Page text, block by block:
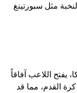
مثل سبورتينغ
يفتح اللاعب آفاقاً
القدم، مما قد